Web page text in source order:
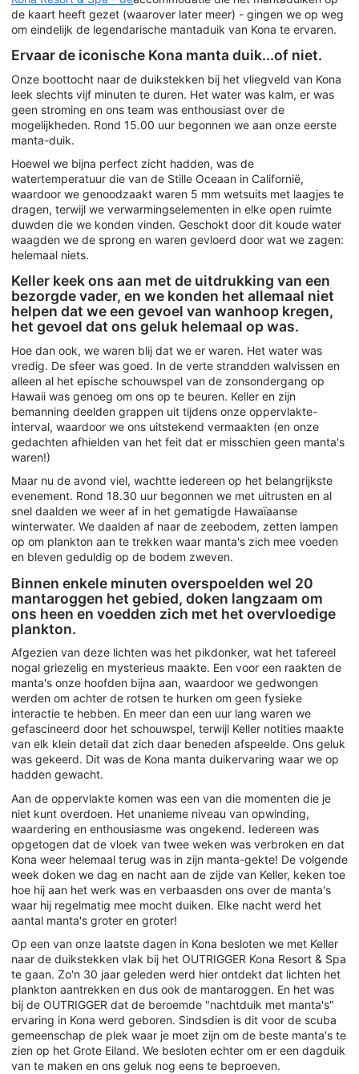
de kaart heeft gezet (waarover later meer) - gingen we op weg
om eindelijk de legendarische mantaduik van Kona te ervaren.
Ervaar de iconische Kona manta duik...of niet.
Onze boottocht naar de duikstekken bij het vliegveld van Kona
leek slechts vijf minuten te duren. Het water was kalm, er was
geen stroming en ons team was enthousiast over de
mogelijkheden. Rond 15.00 uur begonnen we aan onze eerste
manta-duik.
Hoewel we bijna perfect zicht hadden, was de
watertemperatuur die van de Stille Oceaan in Californië,
waardoor we genoodzaakt waren 5 mm wetsuits met laagjes te
dragen, terwijl we verwarmingselementen in elke open ruimte
duwden die we konden vinden. Geschokt door dit koude water
waagden we de sprong en waren gevloerd door wat we zagen:
helemaal niets.
Keller keek ons aan met de uitdrukking van een
bezorgde vader, en we konden het allemaal niet
helpen dat we een gevoel van wanhoop kregen,
het gevoel dat ons geluk helemaal op was.
Hoe dan ook, we waren blij dat we er waren. Het water was
vredig. De sfeer was goed. In de verte strandden walvissen en
alleen al het epische schouwspel van de zonsondergang op
Hawaii was genoeg om ons op te beuren. Keller en zijn
bemanning deelden grappen uit tijdens onze oppervlakte-
interval, waardoor we ons uitstekend vermaakten (en onze
gedachten afhielden van het feit dat er misschien geen manta's
waren!)
Maar nu de avond viel, wachtte iedereen op het belangrijkste
evenement. Rond 18.30 uur begonnen we met uitrusten en al
snel daalden we weer af in het gematigde Hawaïaanse
winterwater. We daalden af naar de zeebodem, zetten lampen
op om plankton aan te trekken waar manta's zich mee voeden
en bleven geduldig op de bodem zweven.
Binnen enkele minuten overspoelden wel 20
mantaroggen het gebied, doken langzaam om
ons heen en voedden zich met het overvloedige
plankton.
Afgezien van deze lichten was het pikdonker, wat het tafereel
nogal griezelig en mysterieus maakte. Een voor een raakten de
manta's onze hoofden bijna aan, waardoor we gedwongen
werden om achter de rotsen te hurken om geen fysieke
interactie te hebben. En meer dan een uur lang waren we
gefascineerd door het schouwspel, terwijl Keller notities maakte
van elk klein detail dat zich daar beneden afspeelde. Ons geluk
was gekeerd. Dit was de Kona manta duikervaring waar we op
hadden gewacht.
Aan de oppervlakte komen was een van die momenten die je
niet kunt overdoen. Het unanieme niveau van opwinding,
waardering en enthousiasme was ongekend. Iedereen was
opgetogen dat de vloek van twee weken was verbroken en dat
Kona weer helemaal terug was in zijn manta-gekte! De volgende
week doken we dag en nacht aan de zijde van Keller, keken toe
hoe hij aan het werk was en verbaasden ons over de manta's
waar hij regelmatig mee mocht duiken. Elke nacht werd het
aantal manta's groter en groter!
Op een van onze laatste dagen in Kona besloten we met Keller
naar de duikstekken vlak bij het OUTRIGGER Kona Resort & Spa
te gaan. Zo'n 30 jaar geleden werd hier ontdekt dat lichten het
plankton aantrekken en dus ook de mantaroggen. En het was
bij de OUTRIGGER dat de beroemde "nachtduik met manta's"
ervaring in Kona werd geboren. Sindsdien is dit voor de scuba
gemeenschap de plek waar je moet zijn om de beste manta's te
zien op het Grote Eiland. We besloten echter om er een dagduik
van te maken en ons geluk nog eens te beproeven.